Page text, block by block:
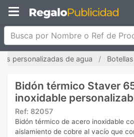
Busca por Nombre o Ref de
personalizadas de agua
Bidón térmico Staver
inoxidable
Ref: 82057
Bidón térmico de acero inoxidable
aislamiento de cobre al vacío que